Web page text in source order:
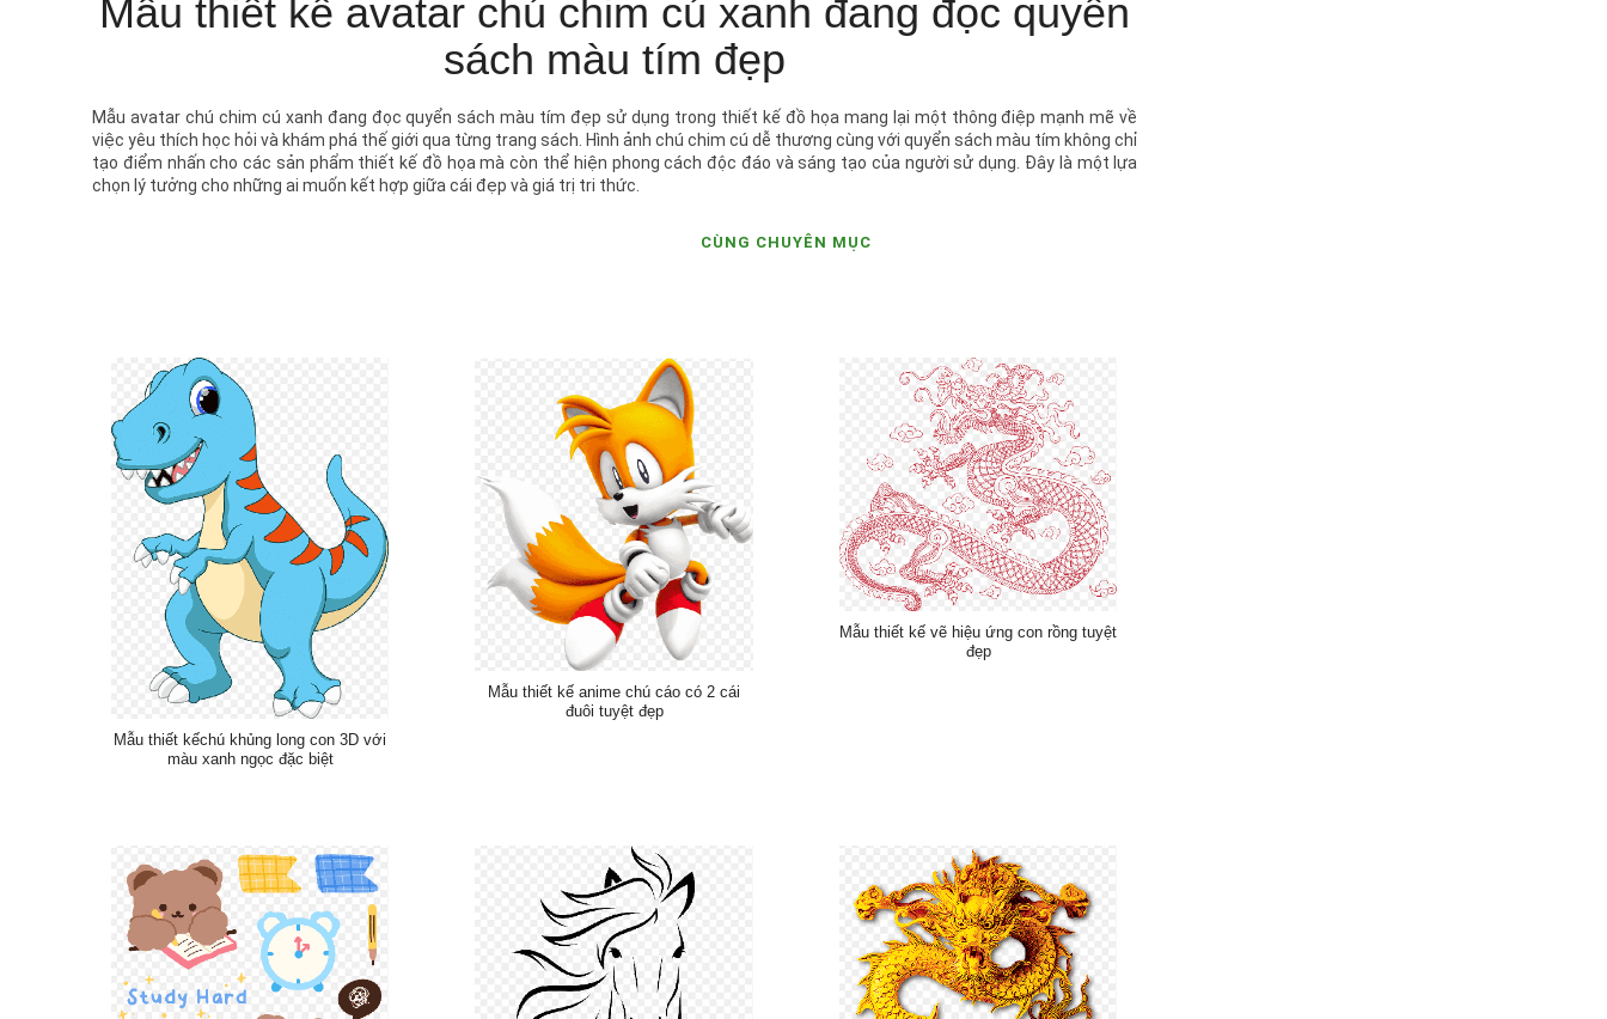
Mẫu thiết kế avatar chú chim cú xanh đang đọc quyển
sách màu tím đẹp
Mẫu avatar chú chim cú xanh đang đọc quyển sách màu tím đẹp sử dụng trong thiết kế đồ họa mang lại một thông điệp mạnh mẽ về
việc yêu thích học hỏi và khám phá thế giới qua từng trang sách. Hình ảnh chú chim cú dễ thương cùng với quyển sách màu tím không chỉ
tạo điểm nhấn cho các sản phẩm thiết kế đồ họa mà còn thể hiện phong cách độc đáo và sáng tạo của người sử dụng. Đây là một lựa
chọn lý tưởng cho những ai muốn kết hợp giữa cái đẹp và giá trị tri thức.
CÙNG CHUYÊN MỤC
Mẫu thiết kếchú khủng long con 3D với
màu xanh ngọc đặc biệt
Mẫu thiết kế anime chú cáo có 2 cái
đuôi tuyệt đẹp
Mẫu thiết kế vẽ hiệu ứng con rồng tuyệt
đẹp